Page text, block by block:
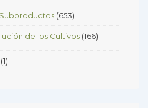
(653)
de los Cultivos (166)
(1)